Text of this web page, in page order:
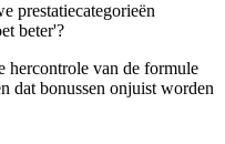
prestatiecategorieën
beter'?
hercontrole van de formule
dat bonussen onjuist worden